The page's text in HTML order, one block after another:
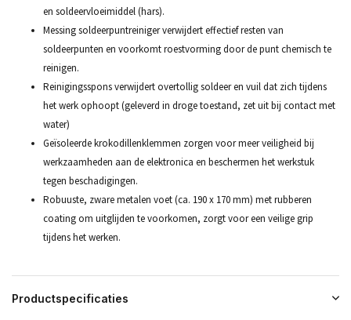
en soldeervloeimiddel (hars).
Messing soldeerpuntreiniger verwijdert effectief resten van
soldeerpunten en voorkomt roestvorming door de punt chemisch te
reinigen.
Reinigingsspons verwijdert overtollig soldeer en vuil dat zich tijdens
het werk ophoopt (geleverd in droge toestand, zet uit bij contact met
water)
Geïsoleerde krokodillenklemmen zorgen voor meer veiligheid bij
werkzaamheden aan de elektronica en beschermen het werkstuk
tegen beschadigingen.
Robuuste, zware metalen voet (ca. 190 x 170 mm) met rubberen
coating om uitglijden te voorkomen, zorgt voor een veilige grip
tijdens het werken.
Productspecificaties